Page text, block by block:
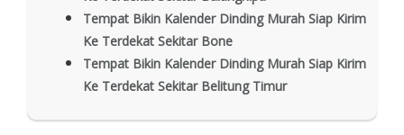
Tempat Bikin Kalender Dinding Murah Siap Kirim
Ke Terdekat Sekitar Bone
Tempat Bikin Kalender Dinding Murah Siap Kirim
Ke Terdekat Sekitar Belitung Timur